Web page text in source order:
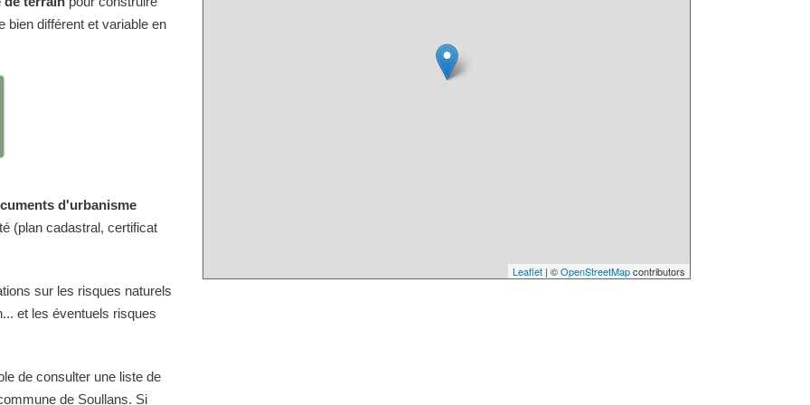
bien différent et variable en
d'urbanisme
(plan cadastral, certificat
sur les risques naturels
et les éventuels risques
de consulter une liste de
de Soullans. Si
Leaflet | ©OpenStreetMapcontributors